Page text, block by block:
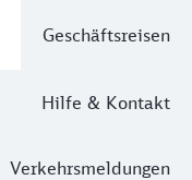
Geschäftsreisen
Hilfe & Kontakt
Verkehrsmeldungen